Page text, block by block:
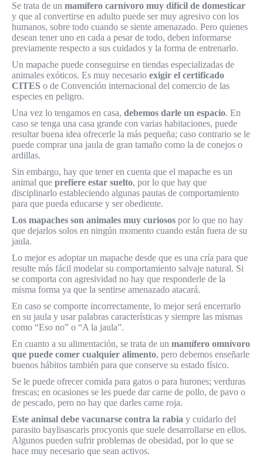
Se trata de un mamífero carnívoro muy difícil de domesticar
y que al convertirse en adulto puede ser muy agresivo con los
humanos, sobre todo cuando se siente amenazado. Pero quienes
desean tener uno en cada a pesar de todo, deben informarse
previamente respecto a sus cuidados y la forma de entrenarlo.
Un mapache puede conseguirse en tiendas especializadas de
animales exóticos. Es muy necesario exigir el certificado
CITES o de Convención internacional del comercio de las
especies en peligro.
Una vez lo tengamos en casa, debemos darle un espacio. En
caso se tenga una casa grande con varias habitaciones, puede
resultar buena idea ofrecerle la más pequeña; caso contrario se le
puede comprar una jaula de gran tamaño como la de conejos o
ardillas.
Sin embargo, hay que tener en cuenta que el mapache es un
animal que prefiere estar suelto, por lo que hay que
disciplinarlo estableciendo algunas pautas de comportamiento
para que pueda educarse y ser obediente.
Los mapaches son animales muy curiosos por lo que no hay
que dejarlos solos en ningún momento cuando están fuera de su
jaula.
Lo mejor es adoptar un mapache desde que es una cría para que
resulte más fácil modelar su comportamiento salvaje natural. Si
se comporta con agresividad no hay que responderle de la
misma forma ya que la sentirse amenazado atacará.
En caso se comporte incorrectamente, lo mejor será encerrarlo
en su jaula y usar palabras características y siempre las mismas
como “Eso no” o “A la jaula”.
En cuanto a su alimentación, se trata de un mamífero omnívoro
que puede comer cualquier alimento, pero debemos enseñarle
buenos hábitos también para que conserve su estado físico.
Se le puede ofrecer comida para gatos o para hurones; verduras
frescas; en ocasiones se les puede dar carne de pollo, de pavo o
de pescado, pero no hay que darles carne roja.
Este animal debe vacunarse contra la rabia y cuidarlo del
parasito baylisascaris procyonis que suele desarrollarse en ellos.
Algunos pueden sufrir problemas de obesidad, por lo que se
hace muy necesario que sean activos.